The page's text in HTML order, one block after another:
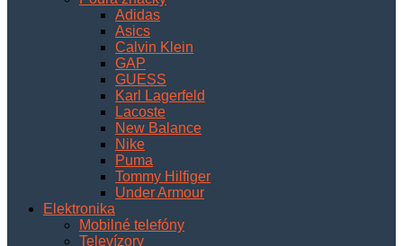
Adidas
Asics
Calvin Klein
GAP
GUESS
Karl Lagerfeld
Lacoste
New Balance
Nike
Puma
Tommy Hilfiger
Under Armour
Elektronika
Mobilné telefóny
Televízory